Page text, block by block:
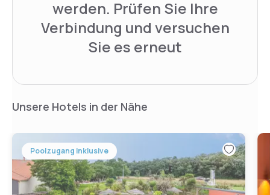
werden. Prüfen Sie Ihre
Verbindung und versuchen
Sie es erneut
Unsere Hotels in der Nähe
Poolzugang inklusive